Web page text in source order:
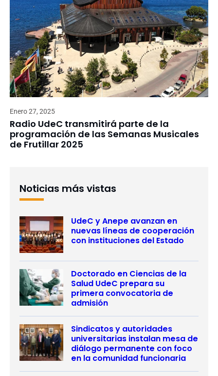
Enero 27, 2025
Radio UdeC transmitirá parte de la
programación de las Semanas Musicales
de Frutillar 2025
Noticias más vistas
UdeC y Anepe avanzan en
nuevas líneas de cooperación
con instituciones del Estado
Doctorado en Ciencias de la
Salud UdeC prepara su
primera convocatoria de
admisión
Sindicatos y autoridades
universitarias instalan mesa de
diálogo permanente con foco
en la comunidad funcionaria